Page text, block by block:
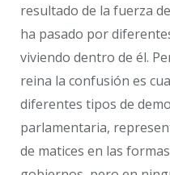
resultado de la fuerza
ha pasado por
viviendo dentro de él.
reina la confusión es
diferentes tipos de
parlamentaria,
de matices en las